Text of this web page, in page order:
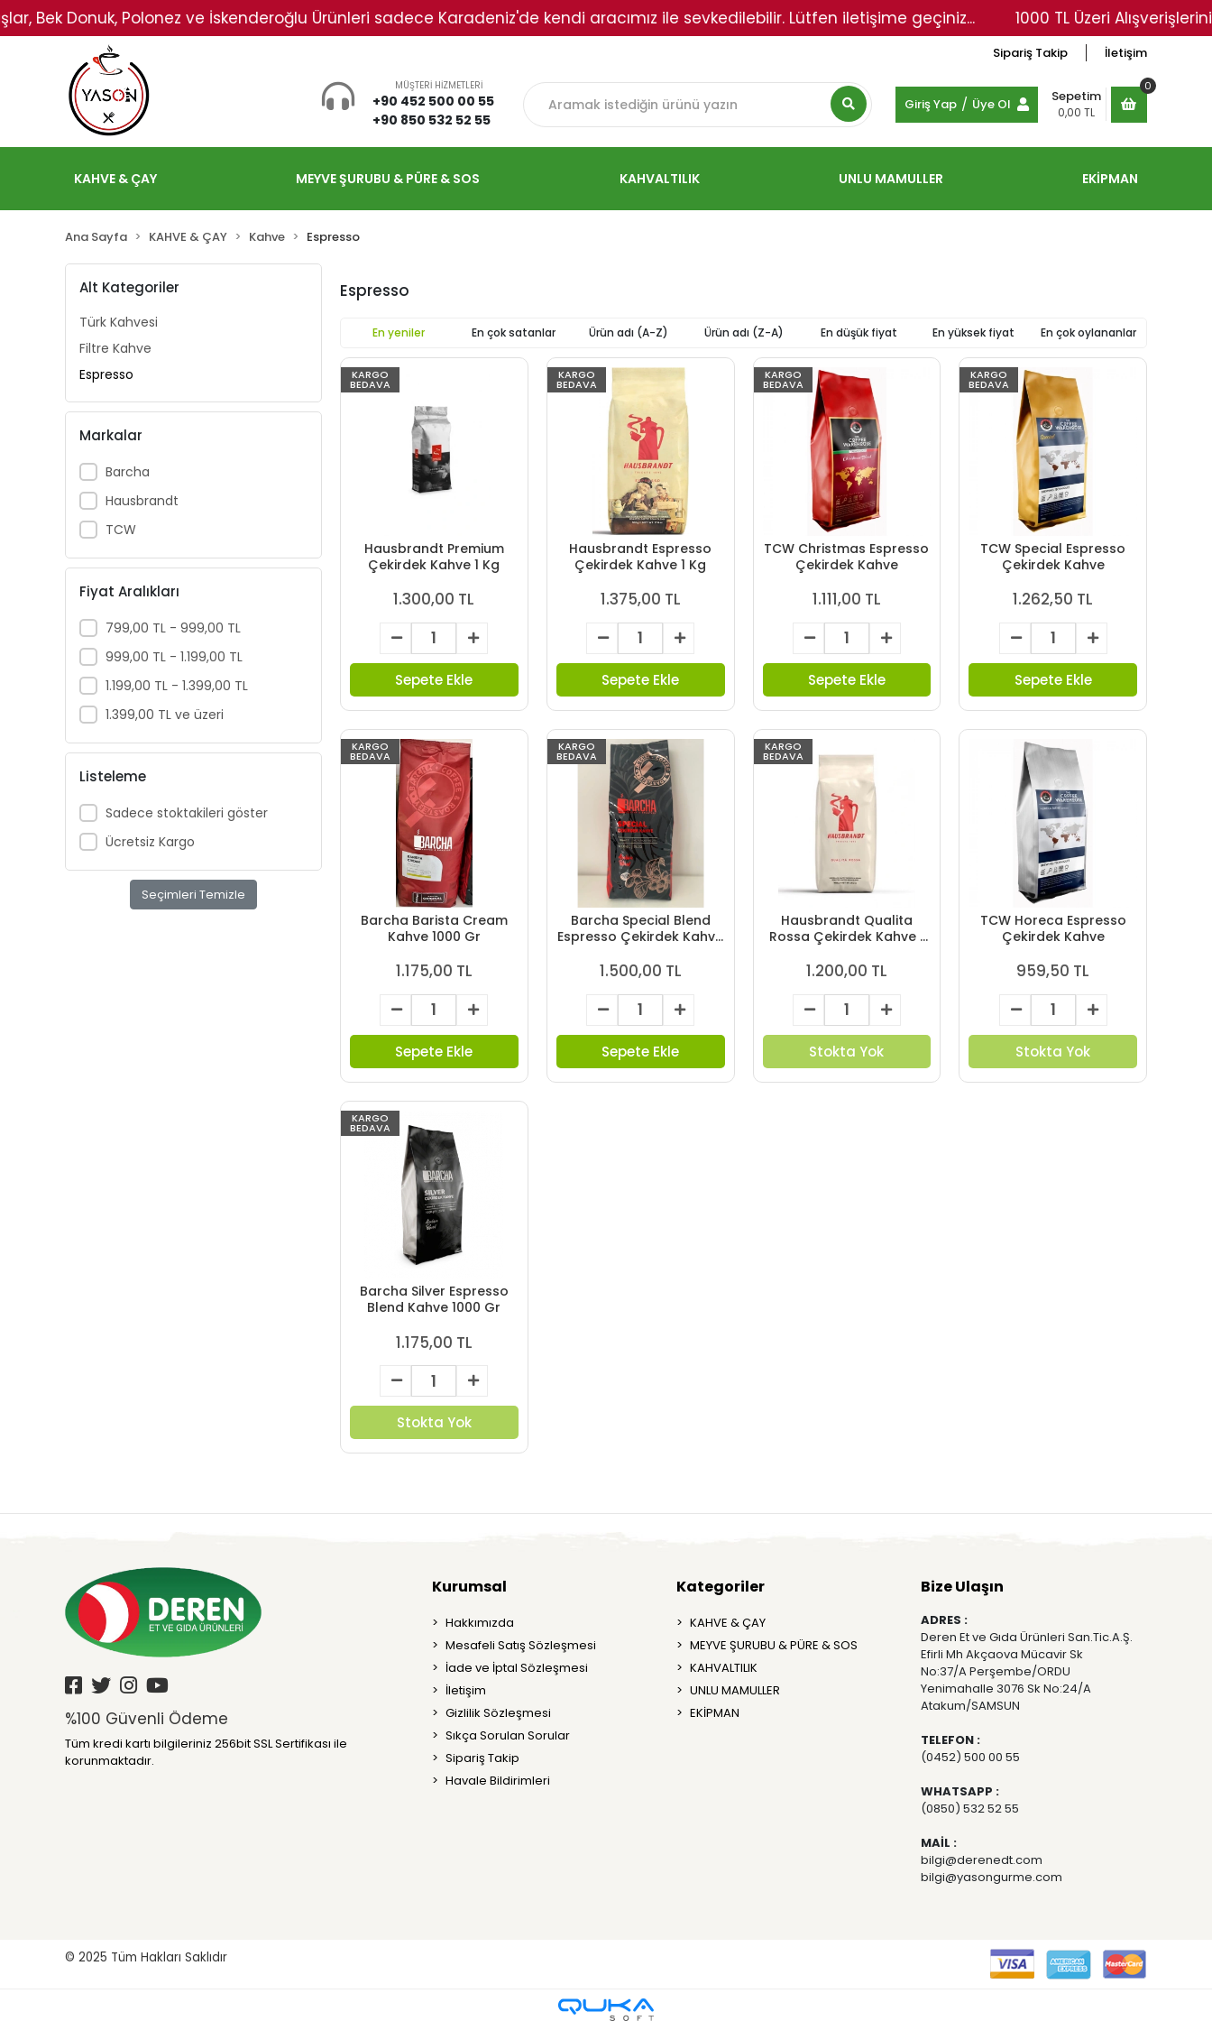
Donuk, Polonez ve İskenderoğlu Ürünleri sadece Karadeniz'de kendi aracımız ile sevkedilebilir. Lütfen iletişime geçiniz... 1000 TL Üzeri Alışverişlerinizde
Sipariş Takip İletişim
MÜŞTERİ HİZMETLERİ
+90 452 500 00 55
+90 850 532 52 55
Giriş Yap / Üye Ol Sepetim
0,00 TL
0
KAHVE & ÇAY MEYVE ŞURUBU & PÜRE & SOS KAHVALTILIK UNLU MAMULLER EKİPMAN
Ana Sayfa KAHVE & ÇAY Kahve Espresso
Alt Kategoriler
Türk Kahvesi
Filtre Kahve
Espresso
Markalar
Barcha
Hausbrandt
TCW
Fiyat Aralıkları
799,00 TL - 999,00 TL
999,00 TL - 1.199,00 TL
1.199,00 TL - 1.399,00 TL
1.399,00 TL ve üzeri
Listeleme
Sadece stoktakileri göster
Ücretsiz Kargo
Seçimleri Temizle
Espresso
En yeniler En çok satanlar Ürün adı (A-Z) Ürün adı (Z-A) En düşük fiyat En yüksek fiyat En çok oylananlar
KARGO
BEDAVA
Hausbrandt Premium
Çekirdek Kahve 1 Kg
1.300,00 TL
Sepete Ekle
KARGO
BEDAVA
Hausbrandt Espresso
Çekirdek Kahve 1 Kg
1.375,00 TL
Sepete Ekle
KARGO
BEDAVA
TCW Christmas Espresso
Çekirdek Kahve
1.111,00 TL
Sepete Ekle
KARGO
BEDAVA
TCW Special Espresso
Çekirdek Kahve
1.262,50 TL
Sepete Ekle
KARGO
BEDAVA
Barcha Barista Cream
Kahve 1000 Gr
1.175,00 TL
Sepete Ekle
KARGO
BEDAVA
Barcha Special Blend
Espresso Çekirdek Kahve
1.500,00 TL
Sepete Ekle
KARGO
BEDAVA
Hausbrandt Qualita
Rossa Çekirdek Kahve 1
1.200,00 TL
Stokta Yok
TCW Horeca Espresso
Çekirdek Kahve
959,50 TL
Stokta Yok
KARGO
BEDAVA
Barcha Silver Espresso
Blend Kahve 1000 Gr
1.175,00 TL
Stokta Yok
%100 Güvenli Ödeme
Tüm kredi kartı bilgileriniz 256bit SSL Sertifikası ile
korunmaktadır.
Kurumsal
Hakkımızda
Mesafeli Satış Sözleşmesi
İade ve İptal Sözleşmesi
İletişim
Gizlilik Sözleşmesi
Sıkça Sorulan Sorular
Sipariş Takip
Havale Bildirimleri
Kategoriler
KAHVE & ÇAY
MEYVE ŞURUBU & PÜRE & SOS
KAHVALTILIK
UNLU MAMULLER
EKİPMAN
Bize Ulaşın
ADRES :
Deren Et ve Gıda Ürünleri San.Tic.A.Ş.
Efirli Mh Akçaova Mücavir Sk
No:37/A Perşembe/ORDU
Yenimahalle 3076 Sk No:24/A
Atakum/SAMSUN
TELEFON :
(0452) 500 00 55
WHATSAPP :
(0850) 532 52 55
MAİL :
bilgi@derenedt.com
bilgi@yasongurme.com
© 2025 Tüm Hakları Saklıdır